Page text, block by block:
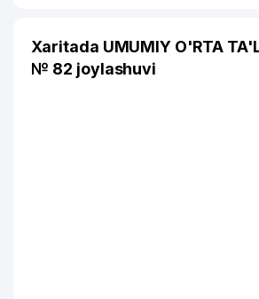
Xaritada UMUMIY O'RTA
№ 82 joylashuvi